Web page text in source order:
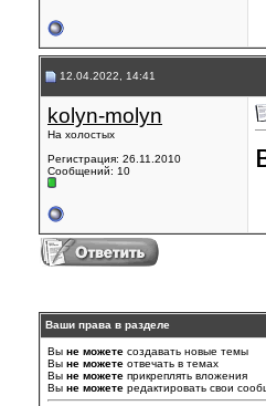
12.04.2022, 14:41
kolyn-molyn
На холостых
Регистрация: 26.11.2010
Сообщений: 10
Ваши права в разделе
Вы не можете создавать новые темы
Вы не можете отвечать в темах
Вы не можете прикреплять вложения
Вы не можете редактировать свои